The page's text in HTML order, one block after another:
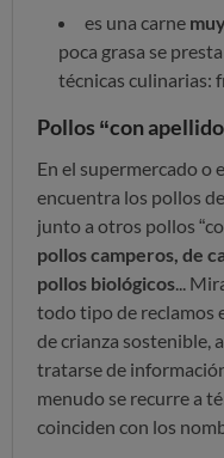
es una carne
poca grasa se
técnicas culinarias:
Pollos “con
En el supermercado o
encuentra los pollos
junto a otros pollos
pollos camperos, de
pollos biológicos ...
todo tipo de reclamos
de crianza sostenible,
tratarse de
menudo se recurre a
coinciden con los